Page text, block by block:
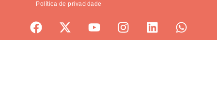
Política de privacidade